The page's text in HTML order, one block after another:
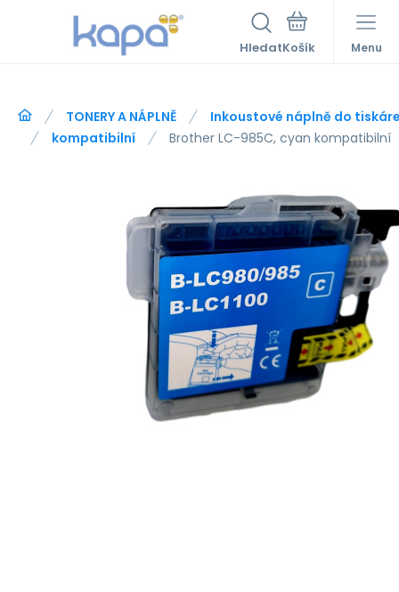
Hledat Menu
TONERY A NÁPLNĚ
Inkoustové náplně do
kompatibilní
Brother LC-985C, cyan kompatibilní